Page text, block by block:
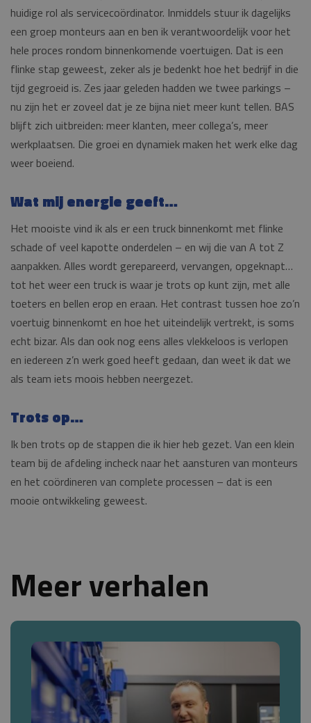
huidige rol als servicecoördinator. Inmiddels stuur ik dagelijks
een groep monteurs aan en ben ik verantwoordelijk voor het
hele proces rondom binnenkomende voertuigen. Dat is een
flinke stap geweest, zeker als je bedenkt hoe het bedrijf in die
tijd gegroeid is. Zes jaar geleden hadden we twee parkings –
nu zijn het er zoveel dat je ze bijna niet meer kunt tellen. BAS
blijft zich uitbreiden: meer klanten, meer collega’s, meer
werkplaatsen. Die groei en dynamiek maken het werk elke dag
weer boeiend.
Wat mij energie geeft…
Het mooiste vind ik als er een truck binnenkomt met flinke
schade of veel kapotte onderdelen – en wij die van A tot Z
aanpakken. Alles wordt gerepareerd, vervangen, opgeknapt…
tot het weer een truck is waar je trots op kunt zijn, met alle
toeters en bellen erop en eraan. Het contrast tussen hoe zo’n
voertuig binnenkomt en hoe het uiteindelijk vertrekt, is soms
echt bizar. Als dan ook nog eens alles vlekkeloos is verlopen
en iedereen z’n werk goed heeft gedaan, dan weet ik dat we
als team iets moois hebben neergezet.
Trots op…
Ik ben trots op de stappen die ik hier heb gezet. Van een klein
team bij de afdeling incheck naar het aansturen van monteurs
en het coördineren van complete processen – dat is een
mooie ontwikkeling geweest.
Meer verhalen